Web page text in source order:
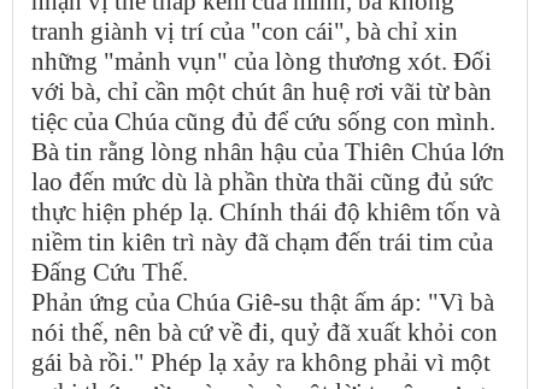
tranh giành vị trí của "con cái", bà chỉ xin
những "mảnh vụn" của lòng thương xót. Đối
với bà, chỉ cần một chút ân huệ rơi vãi từ bàn
tiệc của Chúa cũng đủ để cứu sống con mình.
Bà tin rằng lòng nhân hậu của Thiên Chúa lớn
lao đến mức dù là phần thừa thãi cũng đủ sức
thực hiện phép lạ. Chính thái độ khiêm tốn và
niềm tin kiên trì này đã chạm đến trái tim của
Đấng Cứu Thế.
Phản ứng của Chúa Giê-su thật ấm áp: "Vì bà
nói thế, nên bà cứ về đi, quỷ đã xuất khỏi con
gái bà rồi." Phép lạ xảy ra không phải vì một